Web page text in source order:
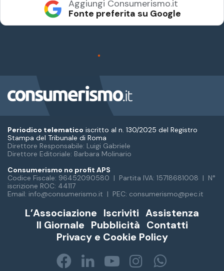
Periodico telematico iscritto al n. 130/2025 del Registro
Stampa del Tribunale di Roma
Direttore Responsabile: Luigi Gabriele
Direttore Editoriale: Barbara Molinario
Consumerismo no profit APS
Codice Fiscale: 96452090580 | Partita IVA: 15718681008 | N°
iscrizione ROC: 44117
Email: info@consumerismo.it | PEC: consumerismo@pec.it
L’Associazione Iscriviti Assistenza
Il Giornale Pubblicità Contatti
Privacy e Cookie Policy
Facebook
LinkedIn
You Instagram